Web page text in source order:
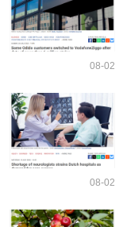
08-02
08-02